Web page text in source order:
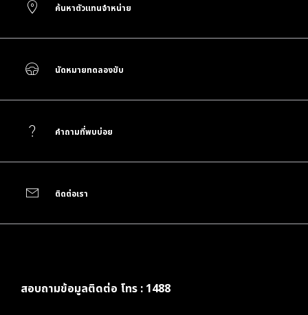
ค้นหาตัวแทนจำหน่าย
นัดหมายทดลองขับ
คำถามที่พบบ่อย
ติดต่อเรา
สอบถามข้อมูลติดต่อ โทร : 1488